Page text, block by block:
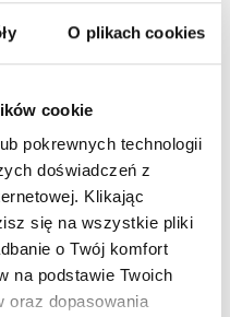
O plikach cookies
cookie
pokrewnych technologii
doświadczeń z
Klikając
się na wszystkie pliki
o Twój komfort
na podstawie Twoich
oraz dopasowania